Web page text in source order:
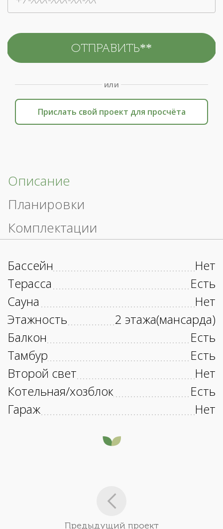
или
Прислать свой проект для просчёта
Описание
Планировки
Комплектации
Бассейн
Нет
Терасса
Есть
Сауна
Нет
Этажность
2 этажа(мансарда)
Балкон
Есть
Тамбур
Есть
Второй свет
Нет
Котельная/хозблок
Есть
Гараж
Нет
Предыдущий проект